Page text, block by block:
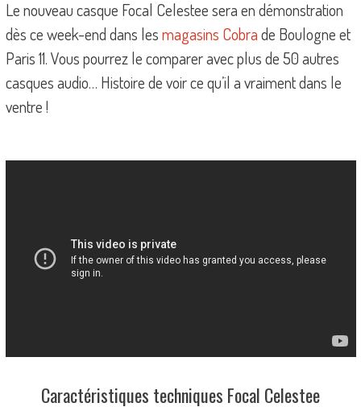
Le nouveau casque Focal Celestee sera en démonstration
dès ce week-end dans lesmagasins Cobrade Boulogne et
Paris 11. Vous pourrez le comparer avec plus de 50 autres
casques audio… Histoire de voir ce qu’il a vraiment dans le
ventre !
Caractéristiques techniques Focal Celestee